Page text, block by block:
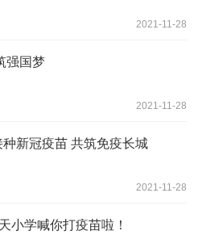
2021-11-28
强国梦
2021-11-28
新冠疫苗 共筑免疫长城
2021-11-28
小学喊你打疫苗啦！